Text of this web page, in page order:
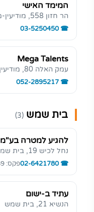
המימד האישי
הר חזון 558, מודיעין-מכבים-רעות
03-5250450
Mega Talents
עמק האלה 80, מודיעין-מכבים-רעות
052-2895217
בית שמש (3)
להגיע למטרה בע"מ
נחל לכיש 19, בית שמש
02-6421780פקס: 02-6427989
עתיד ב-ישום
הנשיא 21, בית שמש